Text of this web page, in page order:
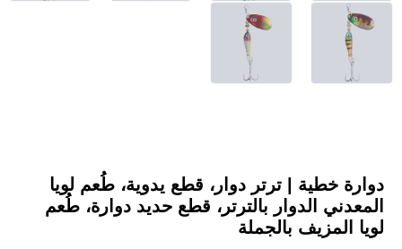
دوارة خطية | ترتر دوار، قطع يدوية، طُعم لويا
المعدني الدوار بالترتر، قطع حديد دوارة، طُعم
لويا المزيف بالجملة